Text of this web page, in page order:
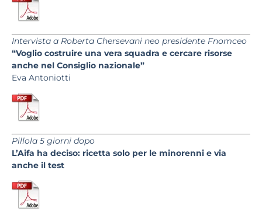
Intervista a Roberta Chersevani neo presidente Fnomceo
“Voglio costruire una vera squadra e cercare risorse
anche nel Consiglio nazionale”
Eva Antoniotti
Pillola 5 giorni dopo
L’Aifa ha deciso: ricetta solo per le minorenni e via
anche il test